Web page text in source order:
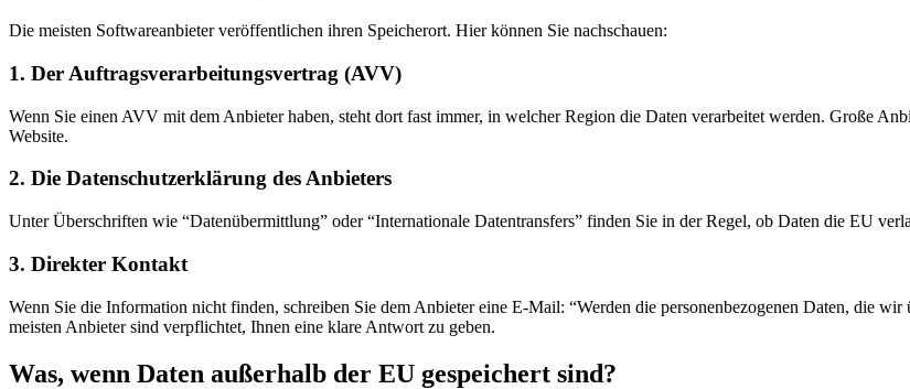
Die meisten Softwareanbieter veröffentlichen ihren Speicherort. Hier können Sie nachschauen:
1. Der Auftragsverarbeitungsvertrag (AVV)
Wenn Sie einen AVV mit dem Anbieter haben, steht dort fast immer, in welcher Region die Daten verarbeitet werden. Große
Website.
2. Die Datenschutzerklärung des Anbieters
Unter Überschriften wie “Datenübermittlung” oder “Internationale Datentransfers” finden Sie in der Regel, ob Daten die EU
3. Direkter Kontakt
Wenn Sie die Information nicht finden, schreiben Sie dem Anbieter eine E-Mail: “Werden die personenbezogenen Daten, die
meisten Anbieter sind verpflichtet, Ihnen eine klare Antwort zu geben.
Was, wenn Daten außerhalb der EU gespeichert sind?